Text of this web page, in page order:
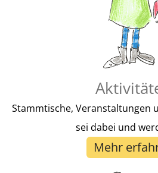
Stammtische, Veranstaltungen
sei dabei und
Mehr